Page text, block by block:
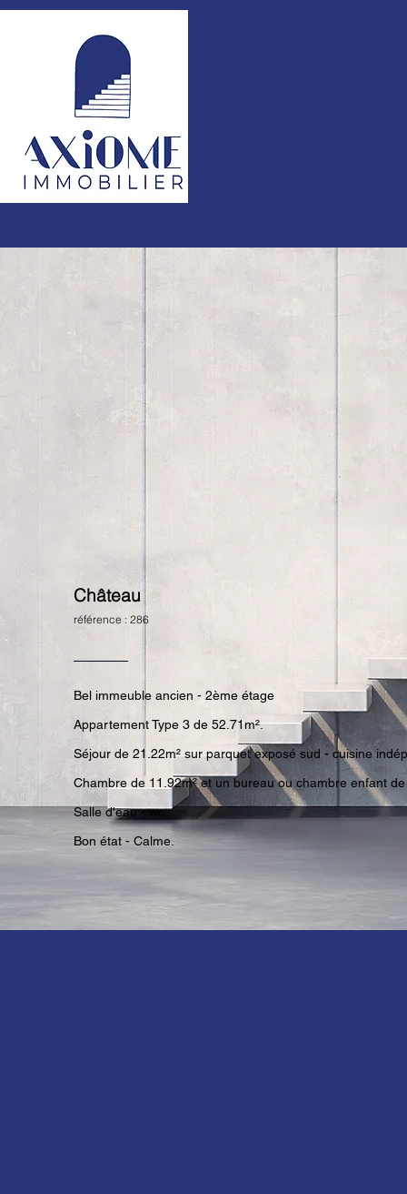
Château
référence : 286
Bel immeuble ancien - 2ème étage
Appartement Type 3 de 52.71m².
Séjour de 21.22m² sur parquet exposé sud - cuisine
Chambre de 11.92m² et un bureau ou chambre enfant de
Salle d'eau - wc.
Bon état - Calme.